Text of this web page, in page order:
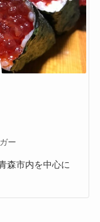
ー
森市内を中心に